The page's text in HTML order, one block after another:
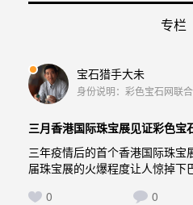
专栏
宝石猎手大未
身份说明：彩色宝石网联
三月香港国际珠宝展见证彩色宝
三年疫情后的首个香港国际珠宝
届珠宝展的火爆程度让人惊掉
0
0